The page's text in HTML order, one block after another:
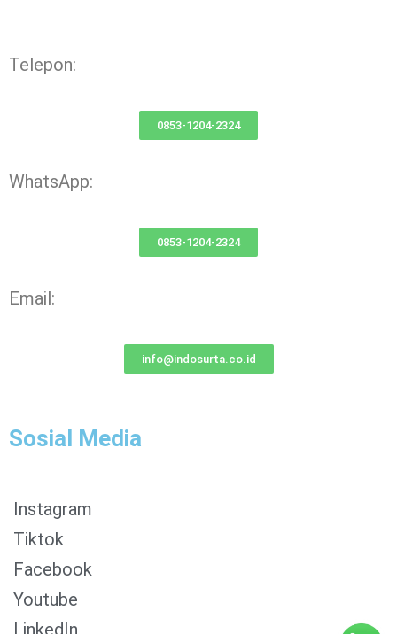
Telepon:
0853-1204-2324
WhatsApp:
0853-1204-2324
Email:
info@indosurta.co.id
Sosial Media
Instagram
Tiktok
Facebook
Youtube